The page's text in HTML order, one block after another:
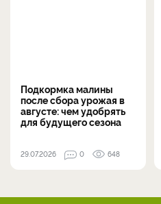
Подкормка малины
после сбора урожая в
августе: чем удобрять
для будущего сезона
29.07.2026 0 648